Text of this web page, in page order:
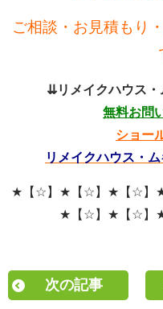
ご相談・お見積もり
⇊リメイクハウス・
無料お問
ショー
リメイクハウス・
★【☆】★【☆】★【☆】
★【☆】★【☆】
次の記事